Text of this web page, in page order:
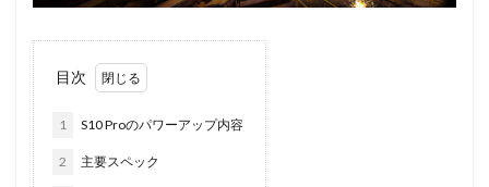
目次
1 S10 Proのパワーアップ内容
2 主要スペック